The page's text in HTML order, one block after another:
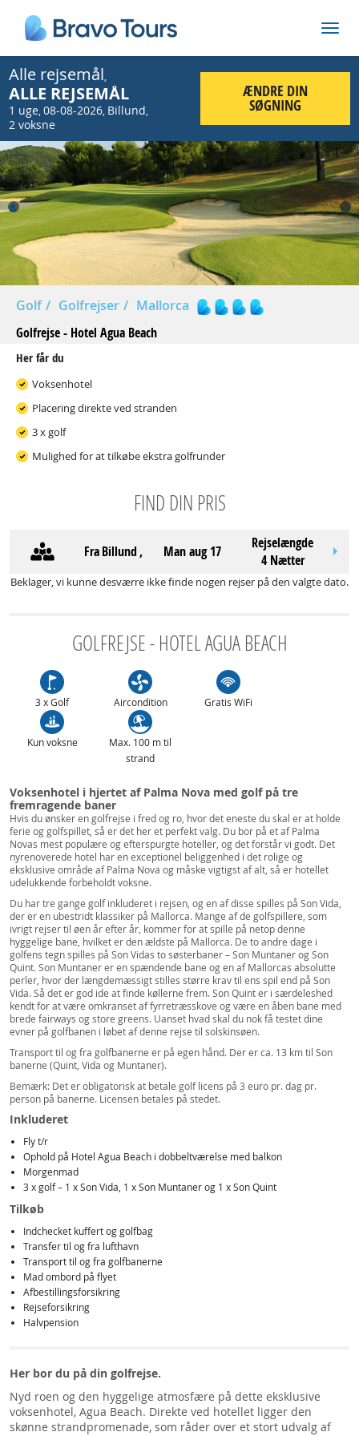
Alle rejsemål,
ALLE REJSEMÅL
1 uge,08-08-2026, Billund,
2 voksne
ÆNDRE DIN
SØGNING
Prev
Golf Golfrejser
Mallorca
Golfrejse - Hotel Agua Beach
Her får du
Voksenhotel
Placering direkte ved stranden
3 x golf
Mulighed for at tilkøbe ekstra golfrunder
FIND DIN PRIS
FraBillund, man aug 17
Rejselængde
4 Nætter
Beklager, vi kunne desværre ikke finde nogen rejser på den valgte dato.
GOLFREJSE - HOTEL AGUA BEACH
3 x Golf Aircondition Gratis WiFi
Kun voksne
Max. 100 m til
strand
Voksenhotel i hjertet af Palma Nova med golf på tre
fremragende baner
Hvis du ønsker en golfrejse i fred og ro, hvor det eneste du skal er at holde
ferie og golfspillet, så er det her et perfekt valg. Du bor på et af Palma
Novas mest populære og efterspurgte hoteller, og det forstår vi godt. Det
nyrenoverede hotel har en exceptionel beliggenhed i det rolige og
eksklusive område af Palma Nova og måske vigtigst af alt, så er hotellet
udelukkende forbeholdt voksne.
Du har tre gange golf inkluderet i rejsen, og en af disse spilles på Son Vida,
der er en ubestridt klassiker på Mallorca. Mange af de golfspillere, som
ivrigt rejser til øen år efter år, kommer for at spille på netop denne
hyggelige bane, hvilket er den ældste på Mallorca. De to andre dage i
golfens tegn spilles på Son Vidas to søsterbaner – Son Muntaner og Son
Quint. Son Muntaner er en spændende bane og en af Mallorcas absolutte
perler, hvor der længdemæssigt stilles større krav til ens spil end på Son
Vida. Så det er god ide at finde køllerne frem. Son Quint er i særdeleshed
kendt for at være omkranset af fyrretræsskove og være en åben bane med
brede fairways og store greens. Uanset hvad skal du nok få testet dine
evner på golfbanen i løbet af denne rejse til solskinsøen.
Transport til og fra golfbanerne er på egen hånd. Der er ca. 13 km til Son
banerne (Quint, Vida og Muntaner).
Bemærk: Det er obligatorisk at betale golf licens på 3 euro pr. dag pr.
person på banerne. Licensen betales på stedet.
Inkluderet
Fly t/r
Ophold på Hotel Agua Beach i dobbeltværelse med balkon
Morgenmad
3 x golf – 1 x Son Vida, 1 x Son Muntaner og 1 x Son Quint
Tilkøb
Indchecket kuffert og golfbag
Transfer til og fra lufthavn
Transport til og fra golfbanerne
Mad ombord på flyet
Afbestillingsforsikring
Rejseforsikring
Halvpension
Her bor du på din golfrejse.
Nyd roen og den hyggelige atmosfære på dette eksklusive
voksenhotel, Agua Beach. Direkte ved hotellet ligger den
skønne strandpromenade, som råder over et stort udvalg af